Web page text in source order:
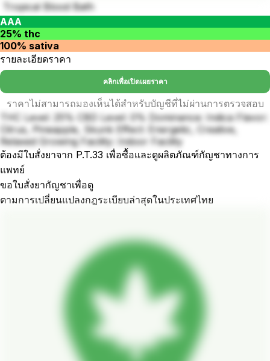
Tropical Blood Bath
AAA
25% thc
100% sativa
รายละเอียดราคา
คลิกเพื่อเปิดเผยราคา
ราคาไม่สามารถมองเห็นได้สำหรับบัญชีที่ไม่ผ่านการตรวจสอบ
THC Level: 25% CBD Level: 0% Dominance: Indica Flavor:
Citrus, Pineapple, Skunk Effect: Energetic, Creative,
Relaxed Growing Facility: Indoor Facility
ต้องมีใบสั่งยาจาก P.T.33 เพื่อซื้อและดูผลิตภัณฑ์กัญชาทางการ
แพทย์
ขอใบสั่งยากัญชาเพื่อดู
ตามการเปลี่ยนแปลงกฎระเบียบล่าสุดในประเทศไทย